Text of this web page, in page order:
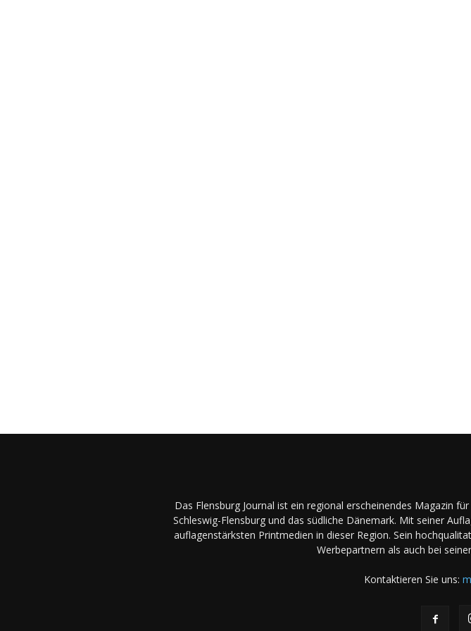
Das Flensburg Journal ist ein regional erscheinendes Magazin
Schleswig-Flensburg und das südliche Dänemark. Mit seiner
auflagenstärksten Printmedien in dieser Region. Sein
Werbepartnern als auch bei
Kontaktieren Sie uns: